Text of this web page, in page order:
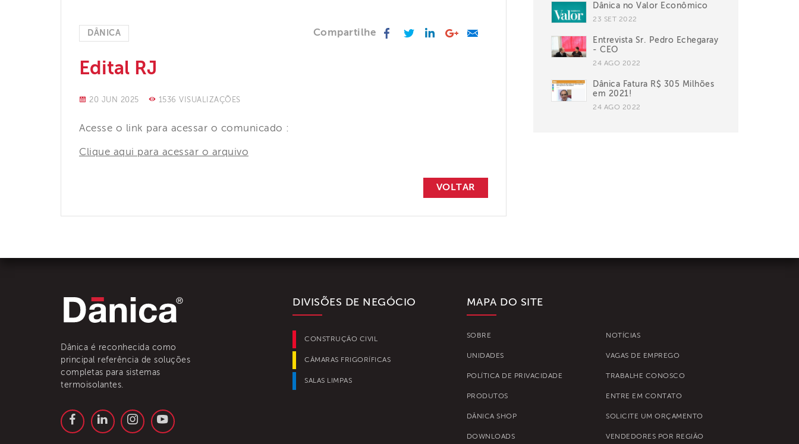
DÂNICA Compartilhe FacebookTwitterLinkedInGoogle +
Edital RJ
20 JUN 2025 1536 VISUALIZAÇÕES
Acesse o link para acessar o comunicado :
Clique aqui para acessar o arquivo
VOLTAR
Dânica no Valor Econômico
23 SET 2022
Entrevista Sr. Pedro Echegaray
- CEO
24 AGO 2022
Dânica Fatura R$ 305 Milhões
em 2021!
24 AGO 2022
Dânica é reconhecida como
principal referência de soluções
completas para sistemas
termoisolantes.
DIVISÕES DE NEGÓCIO
CONSTRUÇÃO CIVIL
CÂMARAS FRIGORÍFICAS
SALAS LIMPAS
MAPA DO SITE
SOBRE
UNIDADES
POLÍTICA DE PRIVACIDADE
PRODUTOS
DÂNICA SHOP
DOWNLOADS
NOTÍCIAS
VAGAS DE EMPREGO
TRABALHE CONOSCO
ENTRE EM CONTATO
SOLICITE UM ORÇAMENTO
VENDEDORES POR REGIÃO